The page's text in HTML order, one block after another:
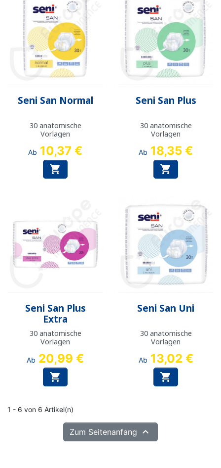
Seni San Normal
30 anatomische
Vorlagen
Ab 10,37 €

Seni San Plus
30 anatomische
Vorlagen
Ab 18,35 €

Seni San Plus
Extra
30 anatomische
Vorlagen
Ab 20,99 €

Seni San Uni
30 anatomische
Vorlagen
Ab 13,02 €

1 - 6 von 6 Artikel(n)
Zum Seitenanfang 